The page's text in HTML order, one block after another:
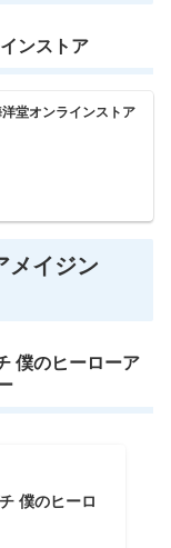
ンストア
堂オンラインストア
メイジン
僕のヒーローア
僕のヒーロ